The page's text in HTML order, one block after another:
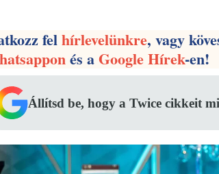
felhírlevelünkre, vagy
és aGoogle Hírek-en!
Állítsd be, hogy a Twice cikkeit